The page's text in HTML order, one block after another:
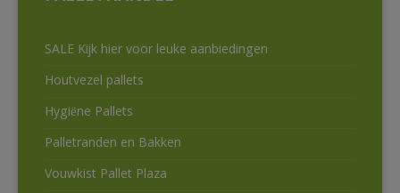
SALE Kijk hier voor leuke aanbiedingen
Houtvezel pallets
Hygiëne Pallets
Palletranden en Bakken
Vouwkist Pallet Plaza